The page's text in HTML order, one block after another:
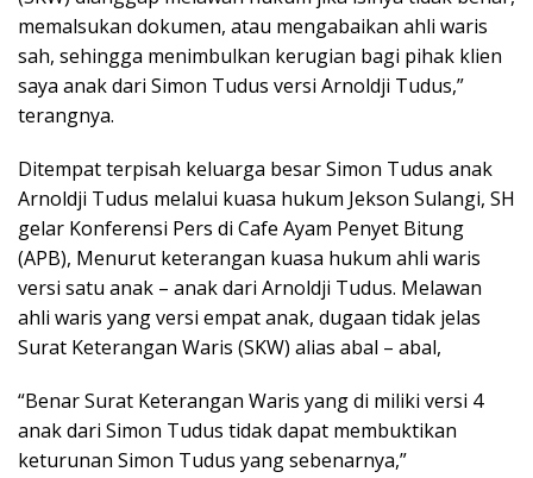
memalsukan dokumen, atau mengabaikan ahli waris
sah, sehingga menimbulkan kerugian bagi pihak klien
saya anak dari Simon Tudus versi Arnoldji Tudus,”
terangnya.
Ditempat terpisah keluarga besar Simon Tudus anak
Arnoldji Tudus melalui kuasa hukum Jekson Sulangi, SH
gelar Konferensi Pers di Cafe Ayam Penyet Bitung
(APB), Menurut keterangan kuasa hukum ahli waris
versi satu anak – anak dari Arnoldji Tudus. Melawan
ahli waris yang versi empat anak, dugaan tidak jelas
Surat Keterangan Waris (SKW) alias abal – abal,
“Benar Surat Keterangan Waris yang di miliki versi 4
anak dari Simon Tudus tidak dapat membuktikan
keturunan Simon Tudus yang sebenarnya,”